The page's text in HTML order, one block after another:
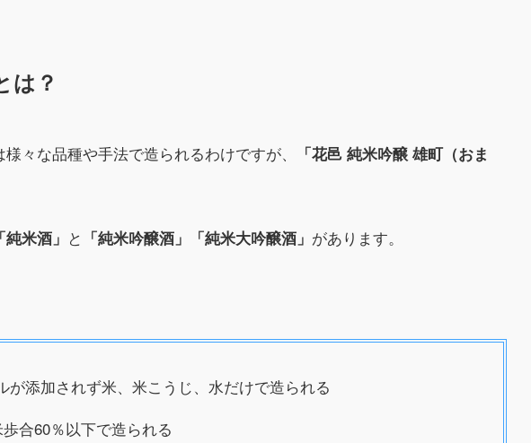
は？
々な品種や手法で造られるわけですが、
「花邑 純米吟醸 雄町（おま
「純米酒」 と 「純米吟醸酒」「純米大吟醸酒」 があります。
が添加されず米、米こうじ、水だけで造られる
合60％以下で造られる